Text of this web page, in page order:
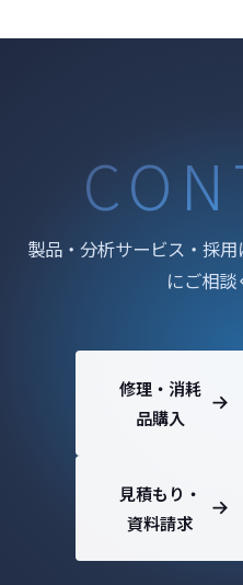
製品・分析サービス・採
にご相談
修理・消耗
品購入
見積もり・
資料請求